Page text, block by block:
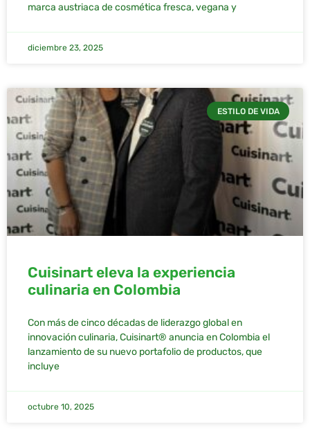
marca austriaca de cosmética fresca, vegana y
diciembre 23, 2025
ESTILO DE VIDA
Cuisinart eleva la experiencia
culinaria en Colombia
Con más de cinco décadas de liderazgo global en
innovación culinaria, Cuisinart® anuncia en Colombia el
lanzamiento de su nuevo portafolio de productos, que
incluye
octubre 10, 2025